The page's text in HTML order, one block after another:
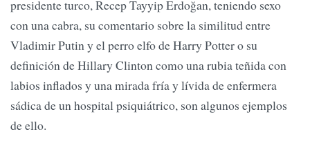
presidente turco, Recep Tayyip Erdoğan, teniendo sexo
con una cabra, su comentario sobre la similitud entre
Vladimir Putin y el perro elfo de Harry Potter o su
definición de Hillary Clinton como una rubia teñida con
labios inflados y una mirada fría y lívida de enfermera
sádica de un hospital psiquiátrico, son algunos ejemplos
de ello.